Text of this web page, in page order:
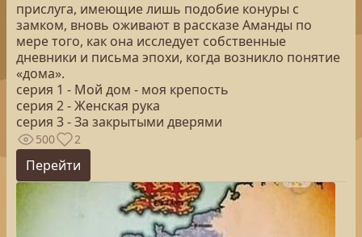
прислуга, имеющие лишь подобие конуры с
замком, вновь оживают в рассказе Аманды по
мере того, как она исследует собственные
дневники и письма эпохи, когда возникло понятие
«дома».
серия 1 - Мой дом - моя крепость
серия 2 - Женская рука
серия 3 - За закрытыми дверями
500 2
Перейти